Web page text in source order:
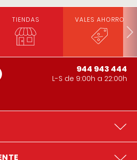
TIENDAS VALES AHORRO
944 943 444
L-S de 9:00h a 22:00h